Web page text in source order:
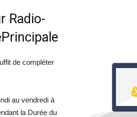
Radio-
de compléter
au vendredi à
la Durée du